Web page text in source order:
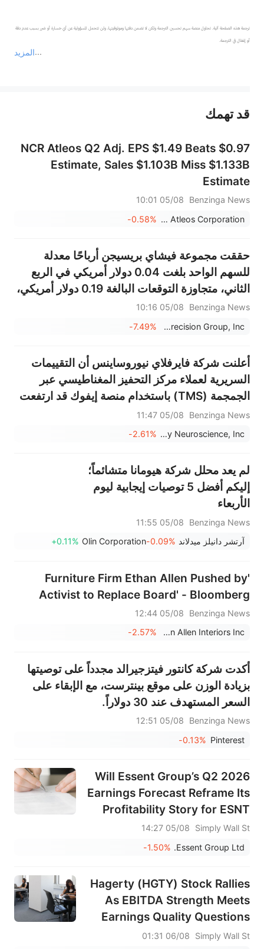
المزيد
ترجمة هذه الصفحة آلية. تحاول منصة سهم تحسين الترجمة ولكن لا تضمن دقتها وموثوقيتها، ولن تتحمل المسؤولية عن أي خسارة أو ضرر بسبب عدم دقة
أو إغفال في الترجمة.
عند الضرورة، يرجى استشارة مستشار استثمار محترف. لا تقدم منصة سهم أي مشورة استثمارية، ولا تقدم أي التزامات أو ضمانات.
قد تهمك
NCR Atleos Q2 Adj. EPS $1.49 Beats $0.97
Estimate, Sales $1.103B Miss $1.133B
Estimate
Benzinga News
05/08 10:01
NCR Atleos Corporation
-0.58%
حققت مجموعة فيشاي بريسيجن أرباحًا معدلة
للسهم الواحد بلغت 0.04 دولار أمريكي في الربع
الثاني، متجاوزة التوقعات البالغة 0.19 دولار أمريكي،
Benzinga News
05/08 10:16
Vishay Precision Group, Inc.
-7.49%
أعلنت شركة فايرفلاي نيوروساينس أن التقييمات
السريرية لعملاء مركز التحفيز المغناطيسي عبر
الجمجمة (TMS) باستخدام منصة إيفوك قد ارتفعت
بنسبة 291% على أساس سنوي
Benzinga News
05/08 11:47
Firefly Neuroscience, Inc.
-2.61%
لم يعد محلل شركة هيومانا متشائماً؛
إليكم أفضل 5 توصيات إيجابية ليوم
الأربعاء
Benzinga News
05/08 11:55
آرتشر دانيلز ميدلاند -0.09%
Olin Corporation
+0.11%
'Furniture Firm Ethan Allen Pushed by
Activist to Replace Board' - Bloomberg
Benzinga News
05/08 12:44
Ethan Allen Interiors Inc.
-2.57%
أكدت شركة كانتور فيتزجيرالد مجدداً على توصيتها
بزيادة الوزن على موقع بينترست، مع الإبقاء على
السعر المستهدف عند 30 دولاراً.
Benzinga News
05/08 12:51
Pinterest
-0.13%
Will Essent Group’s Q2 2026
Earnings Forecast Reframe Its
Profitability Story for ESNT
Investors?
Simply Wall St
05/08 14:27
Essent Group Ltd.
-1.50%
Hagerty (HGTY) Stock Rallies
As EBITDA Strength Meets
Earnings Quality Questions
Simply Wall St
06/08 01:31